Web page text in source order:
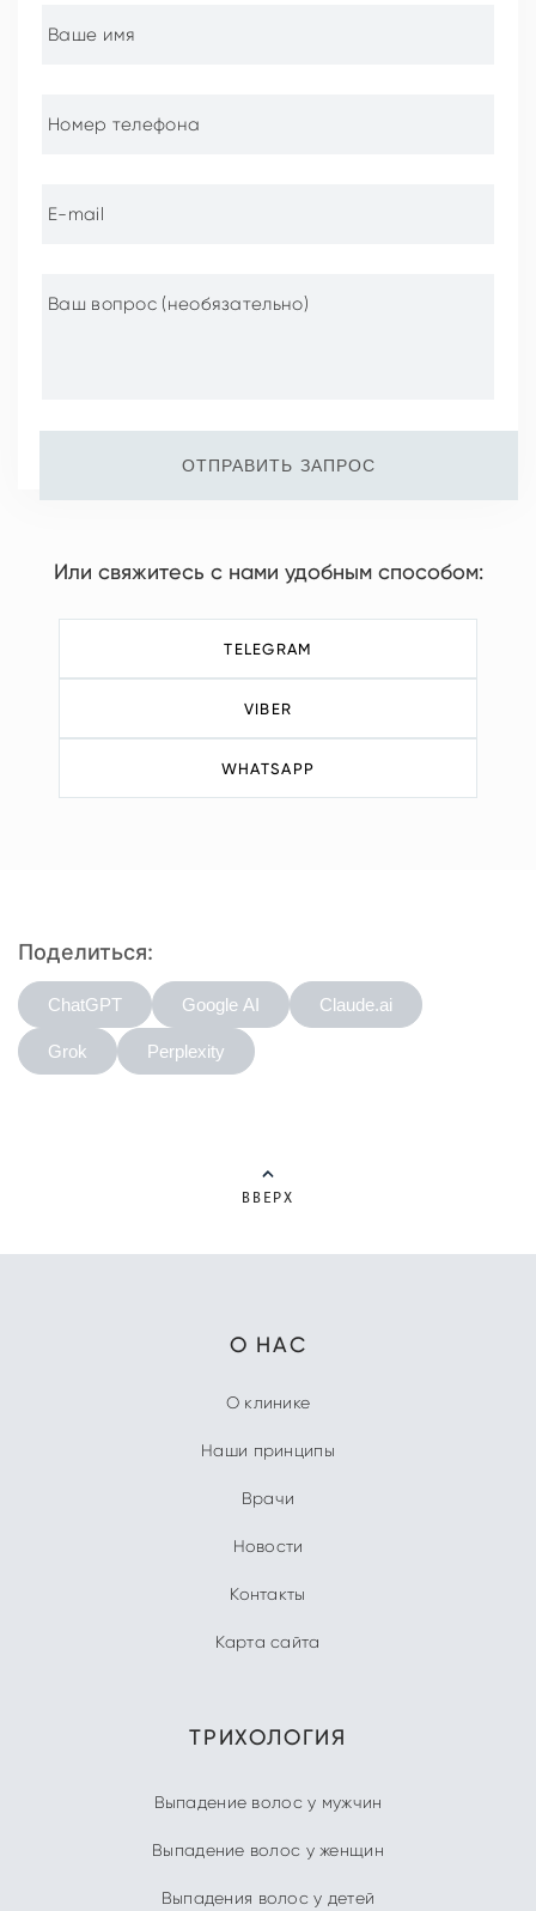
ОТПРАВИТЬ ЗАПРОС
Или свяжитесь с нами удобным способом:
TELEGRAM
VIBER
WHATSAPP
Поделиться:
ChatGPT Google AI Claude.ai
Grok Perplexity
ВВЕРХ
О НАС
О клинике
Наши принципы
Врачи
Новости
Контакты
Карта сайта
ТРИХОЛОГИЯ
Выпадение волос у мужчин
Выпадение волос у женщин
Выпадения волос у детей